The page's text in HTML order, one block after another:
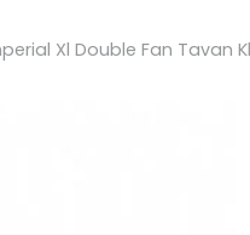
Xl Double Fan Tavan